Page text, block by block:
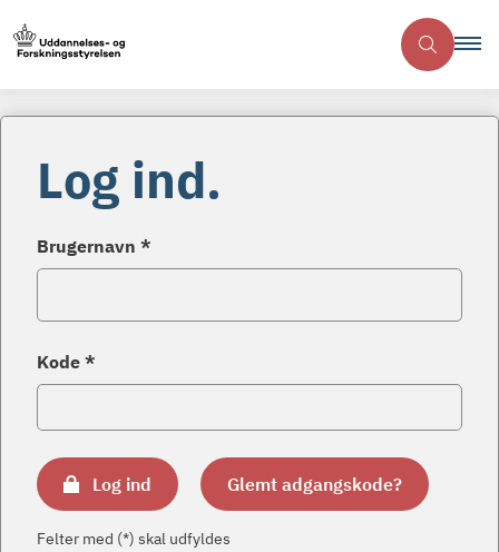
Log ind.
Brugernavn *
Kode *
Log ind Glemt adgangskode?
Felter med (*) skal udfyldes